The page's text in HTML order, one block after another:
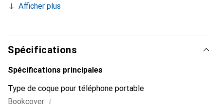
peau. Elle devient l'accessoire chic et indispensable pour
ses produits de haute qualité, la marque Noreve est un
choix fiable pour une clientèle exigeante.
Afficher plus
Spécifications
Spécifications principales
Type de coque pour téléphone portable
Bookcover i